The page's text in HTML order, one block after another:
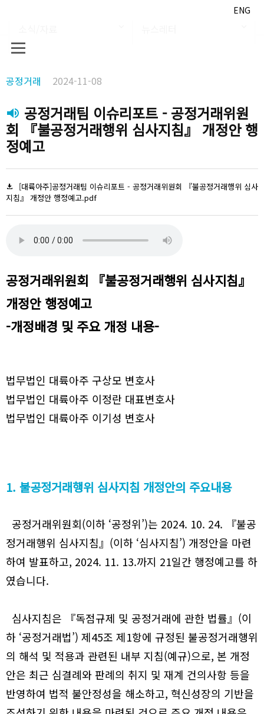
ENG
공정거래 2024-11-08
공정거래팀 이슈리포트 - 공정거래위원
회 『불공정거래행위 심사지침』 개정안 행
정예고
[대륙아주]공정거래팀 이슈리포트 - 공정거래위원회 『불공정거래행위 심사
지침』 개정안 행정예고.pdf
공정거래위원회 『불공정거래행위 심사지침』
개정안 행정예고
-개정배경 및 주요 개정 내용-
법무법인 대륙아주 구상모 변호사
법무법인 대륙아주 이정란 대표변호사
법무법인 대륙아주 이기성 변호사
1. 불공정거래행위 심사지침 개정안의 주요내용
공정거래위원회(이하 ‘공정위’)는 2024. 10. 24. 『불공
정거래행위 심사지침』(이하 ‘심사지침’) 개정안을 마련
하여 발표하고, 2024. 11. 13.까지 21일간 행정예고를 하
였습니다.
심사지침은 『독점규제 및 공정거래에 관한 법률』(이
하 ‘공정거래법’) 제45조 제1항에 규정된 불공정거래행위
의 해석 및 적용과 관련된 내부 지침(예규)으로, 본 개정
안은 최근 심결례와 판례의 취지 및 재계 건의사항 등을
반영하여 법적 불안정성을 해소하고, 혁신성장의 기반을